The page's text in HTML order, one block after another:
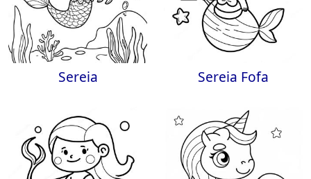
Sereia Sereia Fofa